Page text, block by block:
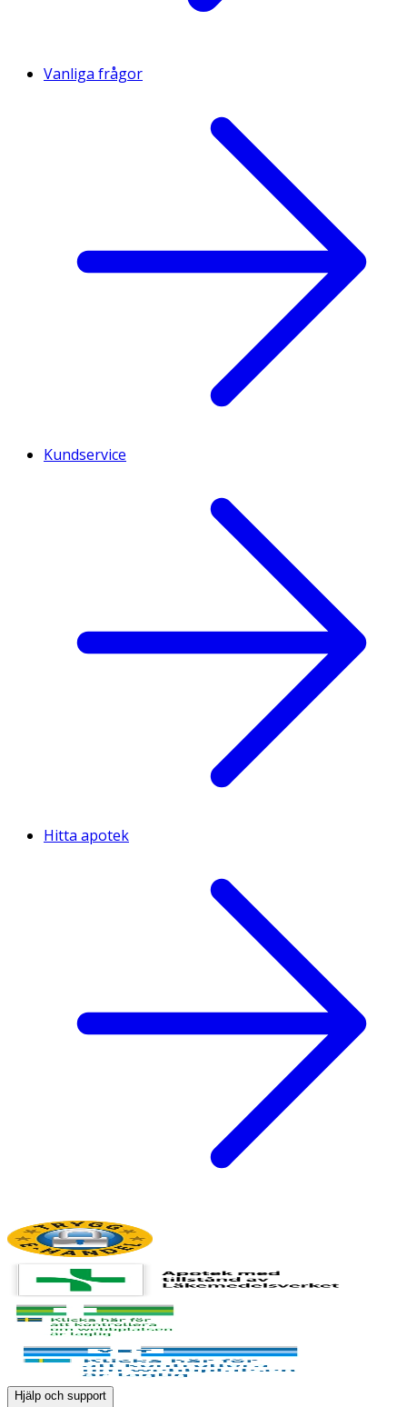
Vanliga frågor
Kundservice
Hitta apotek
Hjälp och support